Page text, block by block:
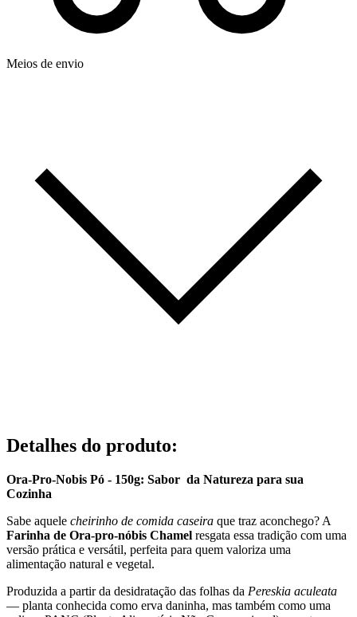
Meios de envio
Detalhes do produto:
Ora-Pro-Nobis Pó - 150g: Sabor da Natureza para sua
Cozinha
Sabe aquele cheirinho de comida caseira que traz aconchego? A
Farinha de Ora-pro-nóbis Chamel resgata essa tradição com uma
versão prática e versátil, perfeita para quem valoriza uma
alimentação natural e vegetal.
Produzida a partir da desidratação das folhas da Pereskia aculeata
— planta conhecida como erva daninha, mas também como uma